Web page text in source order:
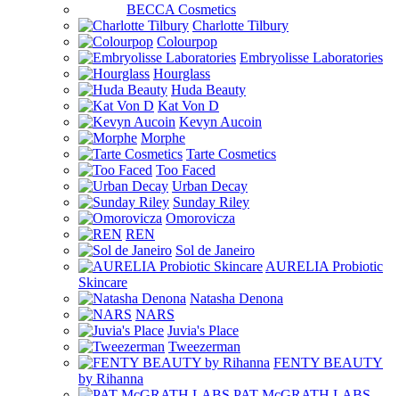
BECCA Cosmetics
Charlotte Tilbury
Colourpop
Embryolisse Laboratories
Hourglass
Huda Beauty
Kat Von D
Kevyn Aucoin
Morphe
Tarte Cosmetics
Too Faced
Urban Decay
Sunday Riley
Omorovicza
REN
Sol de Janeiro
AURELIA Probiotic
Skincare
Natasha Denona
NARS
Juvia's Place
Tweezerman
FENTY BEAUTY
by Rihanna